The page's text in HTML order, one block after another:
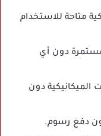
متاحة للاستخدام
دون أي
الميكانيكية دون
دفع رسوم.